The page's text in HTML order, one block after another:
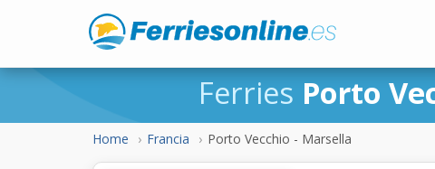
Ferries Porto
Home Francia Porto Vecchio - Marsella